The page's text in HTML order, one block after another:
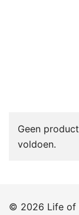
Geen
voldoen.
© 2026 Life of